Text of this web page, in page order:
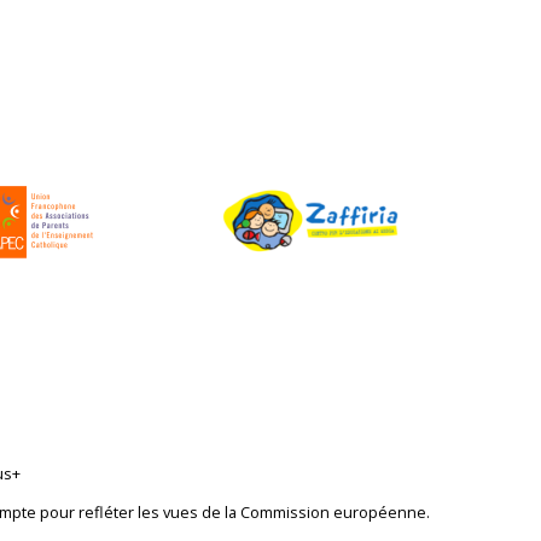
pour refléter les vues de la Commission européenne.